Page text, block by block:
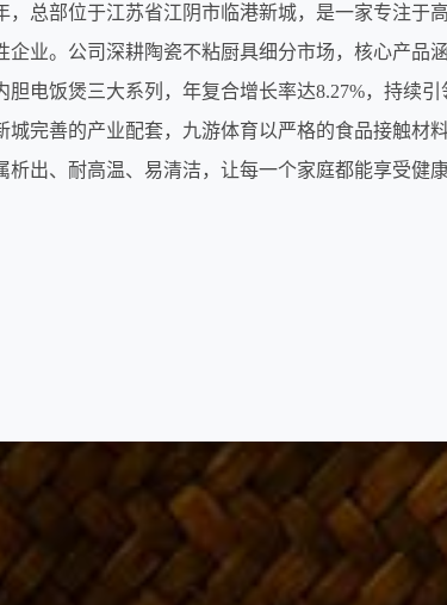
，总部位于江苏省江阴市临港新城，是一家专注于
企业。公司深耕陶瓷不粘厨具细分市场，核心产品
胆电饭煲三大系列，年复合增长率达8.27%，持续
城完善的产业配套，九游体育以严格的食品接触材
析出、耐高温、易清洁，让每一个家庭都能享受健